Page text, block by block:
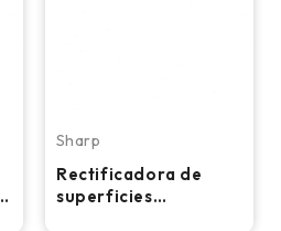
Sharp
Rectificadora de
superficies